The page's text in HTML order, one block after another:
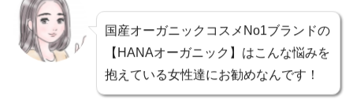
国産オーガニックコスメNo1ブランドの
【HANAオーガニック】はこんな悩みを
抱えている女性達にお勧めなんです！